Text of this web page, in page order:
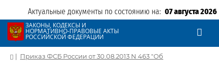
Актуальные документы по состоянию на: 07 августа 2026
ЗАКОНЫ, КОДЕКСЫ И
НОРМАТИВНО-ПРАВОВЫЕ АКТЫ
РОССИЙСКОЙ ФЕДЕРАЦИИ
| Приказ ФСБ России от 30.08.2013 N 463 "Об